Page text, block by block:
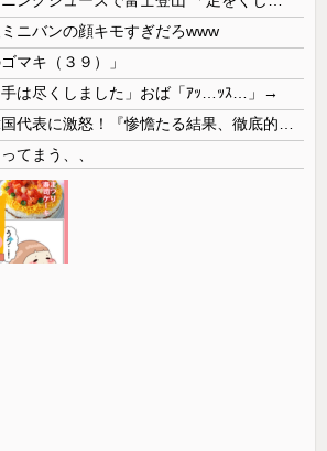
ミニバンの顔キモすぎだろwww
マキ（３９）」
手は尽くしました」おば「ｱｯ…ｯｽ…」→
てまう、、